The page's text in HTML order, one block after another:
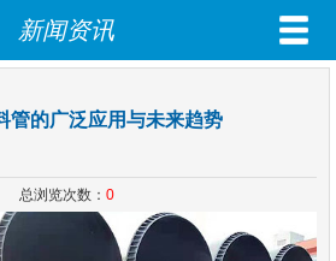
新闻资讯
管的广泛应用与未来趋势
总浏览次数： 0